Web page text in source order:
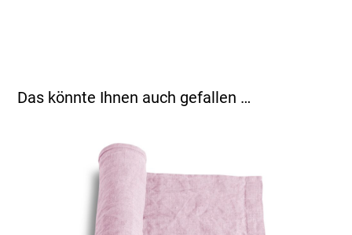
Das könnte Ihnen auch gefallen …